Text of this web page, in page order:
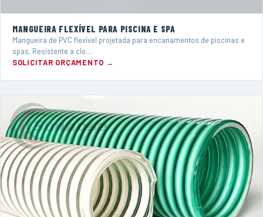
MANGUEIRA FLEXÍVEL PARA PISCINA E SPA
Mangueira de PVC flexível projetada para encanamentos de piscinas e
spas. Resistente a clo…
SOLICITAR ORÇAMENTO →